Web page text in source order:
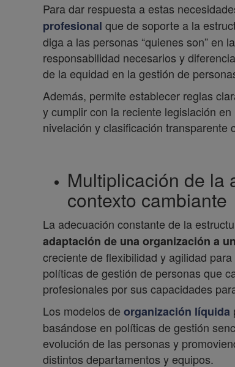
Para dar respuesta a estas
profesional que de soporte a la
diga a las personas “quienes son” en
responsabilidad necesarios y
de la equidad en la gestión de
Además, permite establecer reglas
y cumplir con la reciente legislación
nivelación y clasificación transparente
Multiplicación de la
contexto cambiante
La adecuación constante de la
adaptación de una organización a
creciente de flexibilidad y agilidad
políticas de gestión de personas que
profesionales por sus capacidades
Los modelos de organización líquida
basándose en políticas de gestión
evolución de las personas y
distintos departamentos y equipos.